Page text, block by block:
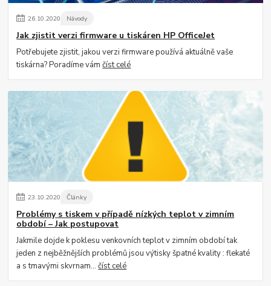
26.10.2020 Návody
Jak zjistit verzi firmware u tiskáren HP OfficeJet
Potřebujete zjistit, jakou verzi firmware používá aktuálně vaše
tiskárna? Poradíme vámčíst celé
23.10.2020 Články
Problémy s tiskem v případě nízkých teplot v zimním
období – Jak postupovat
Jakmile dojde k poklesu venkovních teplot v zimním období tak
jeden z nejběžnějších problémů jsou výtisky špatné kvality : flekaté
a s tmavými skvrnam...číst celé